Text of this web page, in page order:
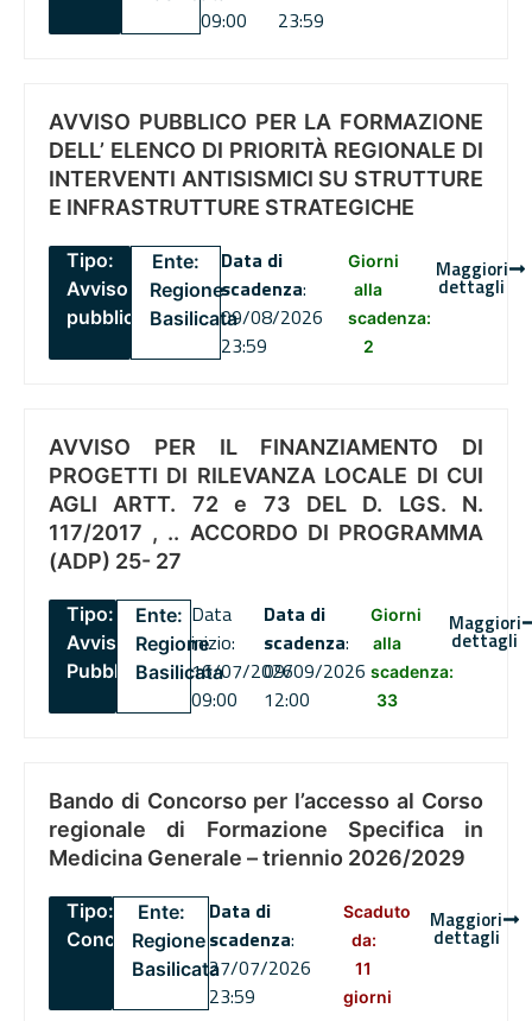
09:00
23:59
AVVISO PUBBLICO PER LA FORMAZIONE
DELL’ ELENCO DI PRIORITÀ REGIONALE DI
INTERVENTI ANTISISMICI SU STRUTTURE
E INFRASTRUTTURE STRATEGICHE
Tipo:
Avviso
pubblico
Ente:
Regione
Basilicata
Data di
scadenza:
09/08/2026
23:59
Giorni
alla
scadenza:
2
Maggiori
dettagli
AVVISO PER IL FINANZIAMENTO DI
PROGETTI DI RILEVANZA LOCALE DI CUI
AGLI ARTT. 72 e 73 DEL D. LGS. N.
117/2017 , .. ACCORDO DI PROGRAMMA
(ADP) 25- 27
Tipo:
Avviso
Pubblico
Ente:
Regione
Basilicata
Data
inizio:
16/07/2026
09:00
Data di
scadenza:
09/09/2026
12:00
Giorni
alla
scadenza:
33
Maggiori
dettagli
Bando di Concorso per l’accesso al Corso
regionale di Formazione Specifica in
Medicina Generale – triennio 2026/2029
Tipo:
Concorsi
Ente:
Regione
Basilicata
Data di
scadenza:
27/07/2026
23:59
Scaduto
da:
11
giorni
Maggiori
dettagli